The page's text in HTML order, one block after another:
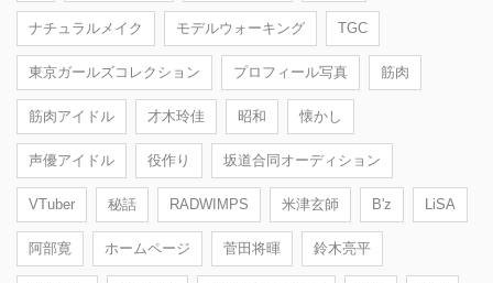
ナチュラルメイク モデルウォーキング TGC
東京ガールズコレクション プロフィール写真 筋肉
筋肉アイドル 才木玲佳 昭和 懐かし
声優アイドル 役作り 坂道合同オーディション
VTuber 秘話 RADWIMPS 米津玄師 B'z LiSA
阿部寛 ホームページ 菅田将暉 鈴木亮平